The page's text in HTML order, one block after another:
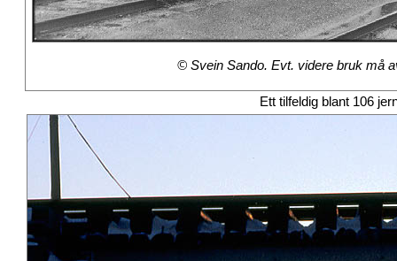
© Svein Sando. Evt. videre bruk må
Ett tilfeldig blant 106